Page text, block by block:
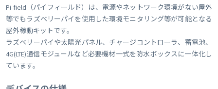
Pi-field（パイフィールド）は、電源やネットワーク環境がない屋外
等でもラズベリーパイを使用した環境モニタリング等が可能となる
屋外稼動キットです。
ラズベリーパイや太陽光パネル、チャージコントローラ、蓄電池、
4G(LTE)通信モジュールなど必要機材一式を防水ボックスに一体化し
ています。